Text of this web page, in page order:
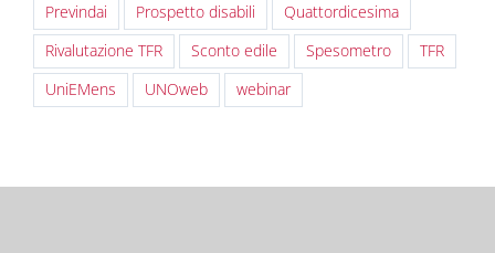
Previndai
Prospetto disabili
Quattordicesima
Rivalutazione TFR
Sconto edile Spesometro
TFR
UniEMens
UNOweb webinar